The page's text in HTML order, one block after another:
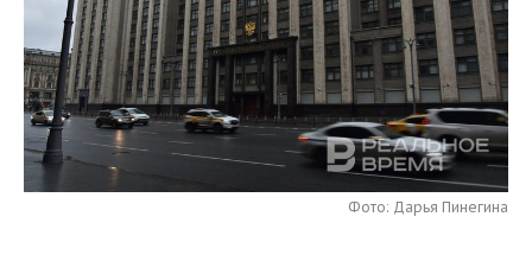
НЕФТЕХИМИЯ
НЕФТЬ
ОПК
ЭНЕРГЕТИКА
РОЗНИЧНАЯ ТОРГОВЛЯ
ТРАНСПОРТ
УСЛУГИ
НОВОСТИ ТЕХНОЛОГИЙ
IT
МЕДИА
МЕРОПРИЯТИЯ
НОВОСТИ МЕРОПРИЯТИЙ
ВЫЕЗДНАЯ РЕДАКЦИЯ
СПОРТ
НОВОСТИ СПОРТА
ОБЩЕСТВО
Фото: Дарья Пинегина